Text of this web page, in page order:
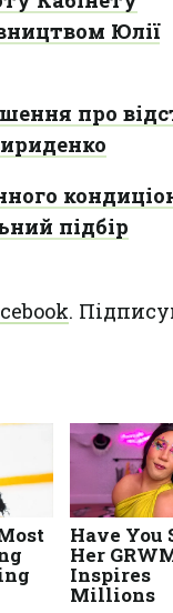
Юлії
про
підбір
.